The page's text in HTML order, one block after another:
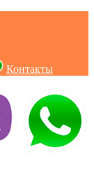
Контакты